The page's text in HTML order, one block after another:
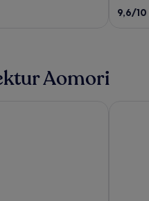
out
of
9,6/10
Aomori